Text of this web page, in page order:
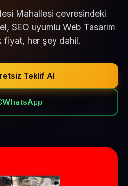
Mahallesi çevresindeki
SEO uyumlu Web Tasarım
fiyat, her şey dahil.
Teklif Al
WhatsApp